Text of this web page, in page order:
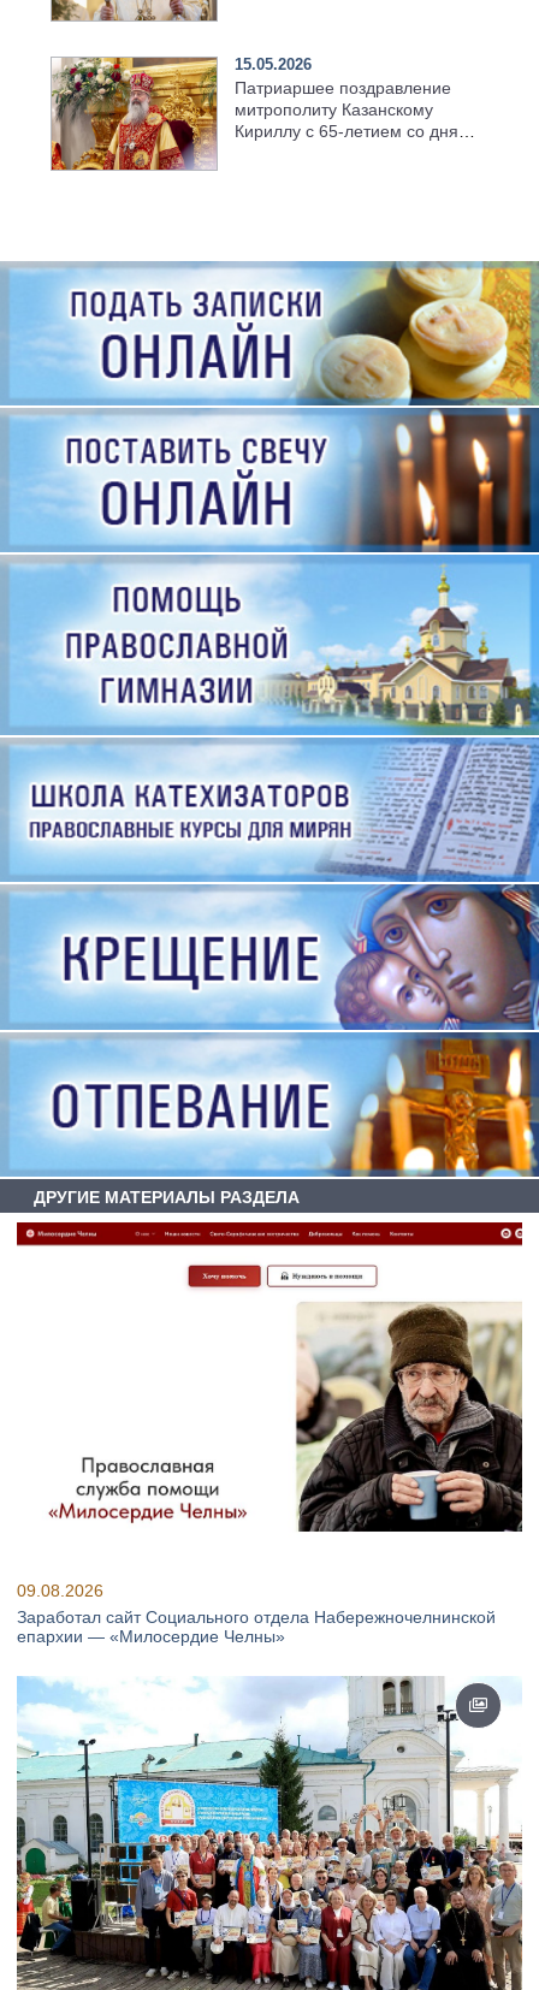
15.05.2026
Патриаршее поздравление
митрополиту Казанскому
Кириллу с 65-летием со дня
ДРУГИЕ МАТЕРИАЛЫ РАЗДЕЛА
09.08.2026
Заработал сайт Социального отдела Набережночелнинской
епархии — «Милосердие Челны»